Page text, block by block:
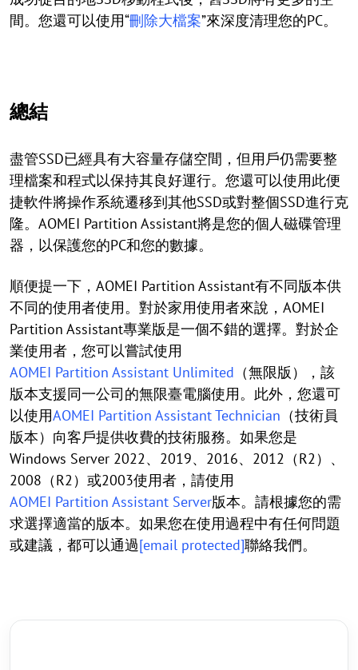
間。您還可以使用“刪除大檔案”來深度清理您的PC。
總結
盡管SSD已經具有大容量存儲空間，但用戶仍需要整
理檔案和程式以保持其良好運行。您還可以使用此便
捷軟件將操作系統遷移到其他SSD或對整個SSD進行克
隆。AOMEI Partition Assistant將是您的個人磁碟管理
器，以保護您的PC和您的數據。
順便提一下，AOMEI Partition Assistant有不同版本供
不同的使用者使用。對於家用使用者來說，AOMEI
Partition Assistant專業版是一個不錯的選擇。對於企
業使用者，您可以嘗試使用
AOMEI Partition Assistant Unlimited （無限版），該
版本支援同一公司的無限臺電腦使用。此外，您還可
以使用AOMEI Partition Assistant Technician （技術員
版本）向客戶提供收費的技術服務。如果您是
Windows Server 2022、2019、2016、2012（R2）、
2008（R2）或2003使用者，請使用
AOMEI Partition Assistant Server版本。請根據您的需
求選擇適當的版本。如果您在使用過程中有任何問題
或建議，都可以通過[email protected]聯絡我們。